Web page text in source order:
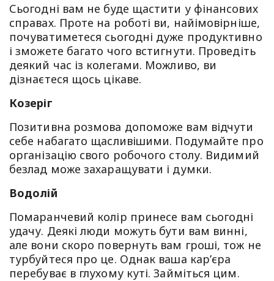
Сьогодні вам не буде щастити у фінансових
справах. Проте на роботі ви, найімовірніше,
почуватиметеся сьогодні дуже продуктивно
і зможете багато чого встигнути. Проведіть
деякий час із колегами. Можливо, ви
дізнаєтеся щось цікаве.
Козеріг
Позитивна розмова допоможе вам відчути
себе набагато щасливішими. Подумайте про
організацію свого робочого столу. Видимий
безлад може захаращувати і думки.
Водолій
Помаранчевий колір принесе вам сьогодні
удачу. Деякі люди можуть бути вам винні,
але вони скоро повернуть вам гроші, тож не
турбуйтеся про це. Однак ваша кар’єра
перебуває в глухому куті. Займіться цим.